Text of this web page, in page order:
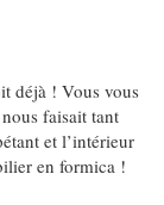
déjà ! Vous vous
faisait tant
et l’intérieur
en formica !